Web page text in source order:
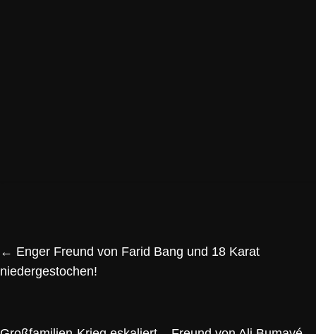
← Enger Freund von Farid Bang und 18 Karat
niedergestochen!